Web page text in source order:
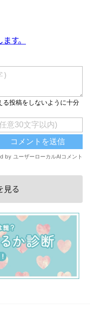
す。
見る